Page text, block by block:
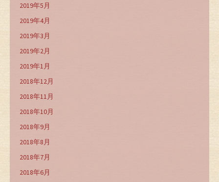
2019年5月
2019年4月
2019年3月
2019年2月
2019年1月
2018年12月
2018年11月
2018年10月
2018年9月
2018年8月
2018年7月
2018年6月